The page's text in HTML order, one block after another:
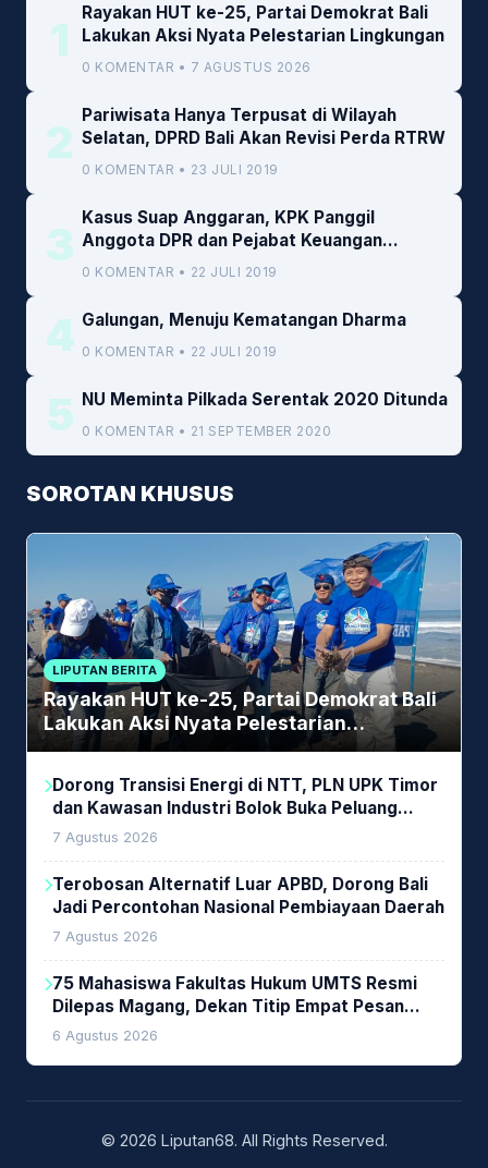
1
Rayakan HUT ke-25, Partai Demokrat Bali
Lakukan Aksi Nyata Pelestarian Lingkungan
0 KOMENTAR • 7 AGUSTUS 2026
2
Pariwisata Hanya Terpusat di Wilayah
Selatan, DPRD Bali Akan Revisi Perda RTRW
0 KOMENTAR • 23 JULI 2019
3
Kasus Suap Anggaran, KPK Panggil
Anggota DPR dan Pejabat Keuangan
Kemenkeu
0 KOMENTAR • 22 JULI 2019
4 Galungan, Menuju Kematangan Dharma
0 KOMENTAR • 22 JULI 2019
5 NU Meminta Pilkada Serentak 2020 Ditunda
0 KOMENTAR • 21 SEPTEMBER 2020
SOROTAN KHUSUS
LIPUTAN BERITA
Rayakan HUT ke-25, Partai Demokrat Bali
Lakukan Aksi Nyata Pelestarian
Lingkungan
Dorong Transisi Energi di NTT, PLN UPK Timor
dan Kawasan Industri Bolok Buka Peluang
Investasi Woodchip untuk Cofiring PLTU Bolok
7 Agustus 2026
Terobosan Alternatif Luar APBD, Dorong Bali
Jadi Percontohan Nasional Pembiayaan Daerah
7 Agustus 2026
75 Mahasiswa Fakultas Hukum UMTS Resmi
Dilepas Magang, Dekan Titip Empat Pesan
Penting
6 Agustus 2026
© 2026 Liputan68. All Rights Reserved.